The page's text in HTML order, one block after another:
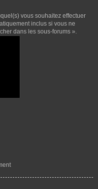
vous souhaitez effectuer
inclus si vous ne
dans les sous-forums ».